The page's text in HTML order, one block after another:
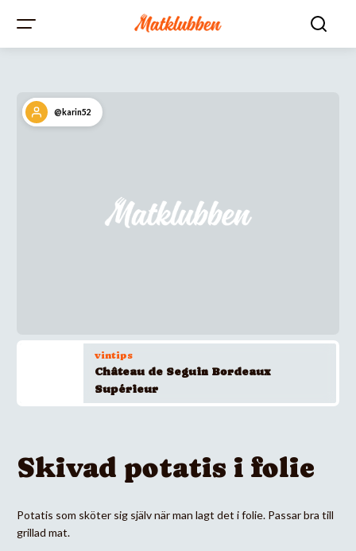
@karin52
vintips
Château de Seguin Bordeaux
Supérieur
Skivad potatis i folie
Potatis som sköter sig själv när man lagt det i folie. Passar bra till
grillad mat.